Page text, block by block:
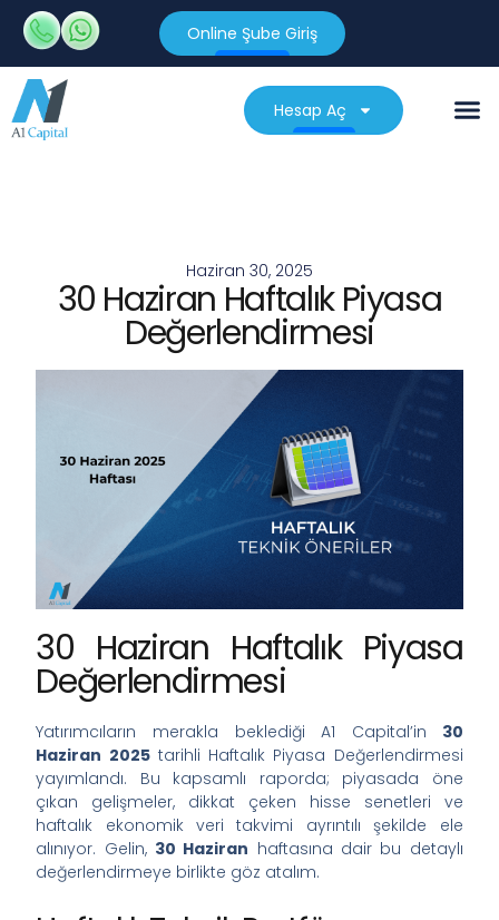
Online Şube Giriş
Hesap Aç
Haziran 30, 2025
30 Haziran Haftalık Piyasa
Değerlendirmesi
30 Haziran Haftalık Piyasa
Değerlendirmesi
Yatırımcıların merakla beklediği A1 Capital’in 30
Haziran 2025tarihli Haftalık Piyasa Değerlendirmesi
yayımlandı. Bu kapsamlı raporda; piyasada öne
çıkan gelişmeler, dikkat çeken hisse senetleri ve
haftalık ekonomik veri takvimi ayrıntılı şekilde ele
alınıyor. Gelin, 30 Haziran haftasına dair bu detaylı
değerlendirmeye birlikte göz atalım.